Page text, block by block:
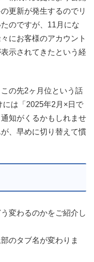
更新が発生するのでリ
のですが、11月にな
にお客様のアカウント
示されてきたという経
の先2ヶ月位という話
には「2025年2月×日で
知がくるかもしれませ
、早めに切り替えて慣
変わるのかをご紹介し
のタブ名が変わりま